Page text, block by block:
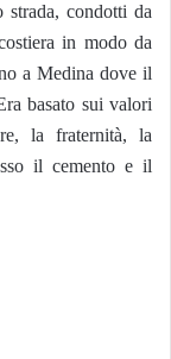
condotti da
in modo da
a Medina dove il
basato sui valori
la fraternità, la
il cemento e il